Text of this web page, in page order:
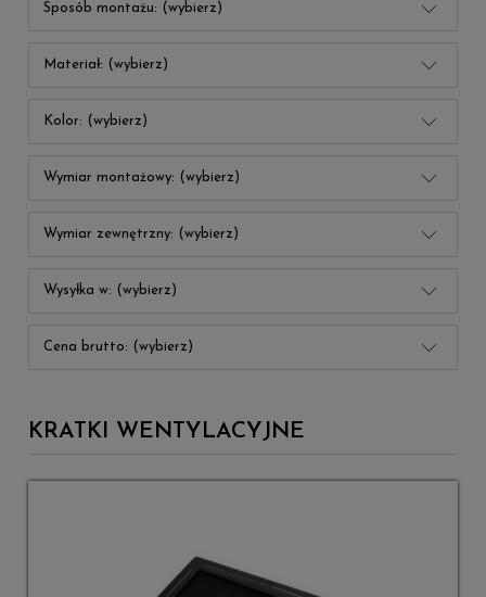
Sposób montażu: (wybierz)
Materiał: (wybierz)
Kolor: (wybierz)
Wymiar montażowy: (wybierz)
Wymiar zewnętrzny: (wybierz)
Wysyłka w: (wybierz)
Cena brutto: (wybierz)
KRATKI WENTYLACYJNE